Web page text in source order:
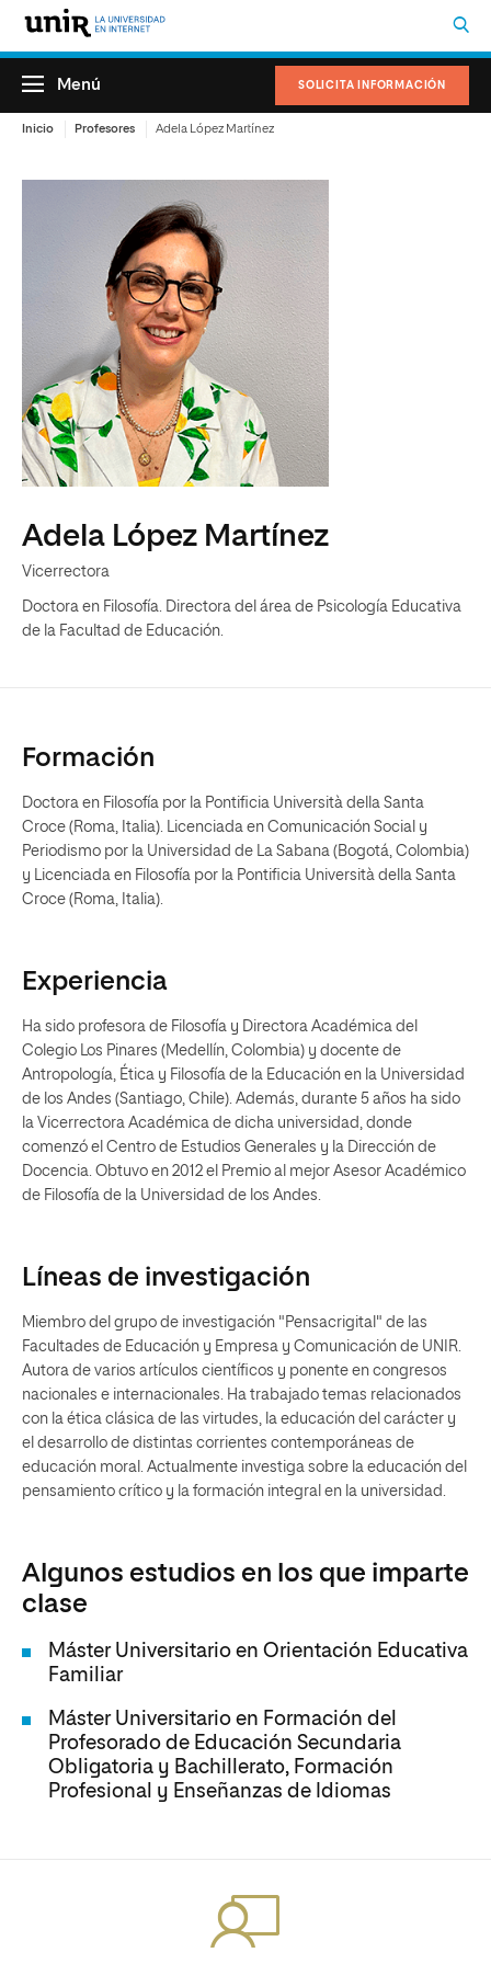
SOLICITA INFORMACIÓN
Menú
Inicio Profesores Adela López Martínez
Adela López Martínez
Vicerrectora
Doctora en Filosofía. Directora del área de Psicología Educativa
de la Facultad de Educación.
Formación
Doctora en Filosofía por la Pontificia Università della Santa
Croce (Roma, Italia). Licenciada en Comunicación Social y
Periodismo por la Universidad de La Sabana (Bogotá, Colombia)
y Licenciada en Filosofía por la Pontificia Università della Santa
Croce (Roma, Italia).
Experiencia
Ha sido profesora de Filosofía y Directora Académica del
Colegio Los Pinares (Medellín, Colombia) y docente de
Antropología, Ética y Filosofía de la Educación en la Universidad
de los Andes (Santiago, Chile). Además, durante 5 años ha sido
la Vicerrectora Académica de dicha universidad, donde
comenzó el Centro de Estudios Generales y la Dirección de
Docencia. Obtuvo en 2012 el Premio al mejor Asesor Académico
de Filosofía de la Universidad de los Andes.
Líneas de investigación
Miembro del grupo de investigación "Pensacrigital" de las
Facultades de Educación y Empresa y Comunicación de UNIR.
Autora de varios artículos científicos y ponente en congresos
nacionales e internacionales. Ha trabajado temas relacionados
con la ética clásica de las virtudes, la educación del carácter y
el desarrollo de distintas corrientes contemporáneas de
educación moral. Actualmente investiga sobre la educación del
pensamiento crítico y la formación integral en la universidad.
Algunos estudios en los que imparte
clase
Máster Universitario en Orientación Educativa
Familiar
Máster Universitario en Formación del
Profesorado de Educación Secundaria
Obligatoria y Bachillerato, Formación
Profesional y Enseñanzas de Idiomas